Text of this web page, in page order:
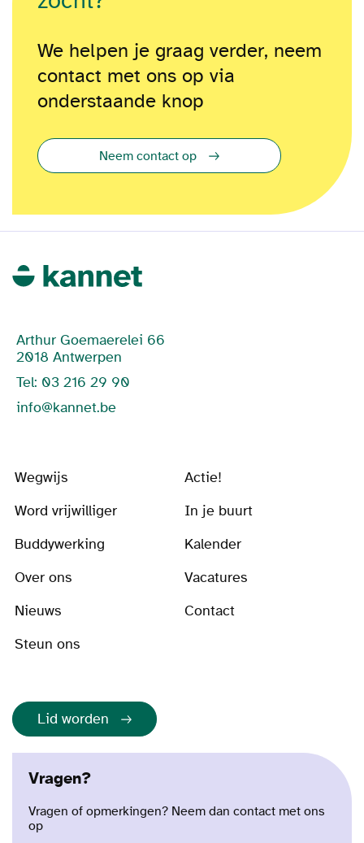
We helpen je graag verder, neem
contact met ons op via
onderstaande knop
Neem contact op
Arthur Goemaerelei 66
2018 Antwerpen
Tel: 03 216 29 90
info@kannet.be
Wegwijs
Actie!
Word vrijwilliger
In je buurt
Buddywerking
Kalender
Over ons
Vacatures
Nieuws
Contact
Steun ons
Lid worden
Vragen?
Vragen of opmerkingen? Neem dan contact met ons
op